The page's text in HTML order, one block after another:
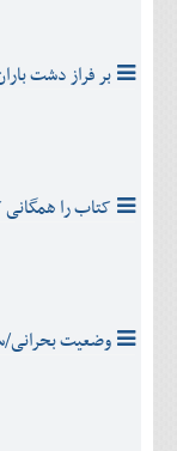
بر فراز دشت
کتاب را همگانی
وضعیت بحرانی/